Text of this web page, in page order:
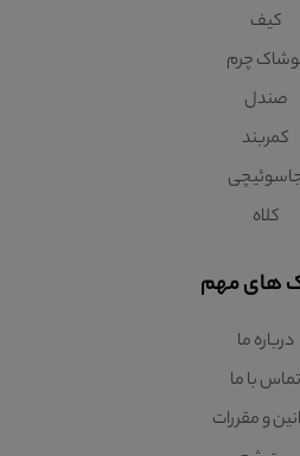
کیف
چرم
صندل
کمربند
کلاه
های مهم
درباره ما
تماس با ما
و مقررات